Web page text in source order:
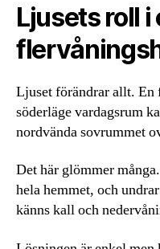
Ljusets roll i
Ljuset förändrar allt. En
söderläge vardagsrum
nordvända sovrummet
Det här glömmer
hela hemmet, och
känns kall och